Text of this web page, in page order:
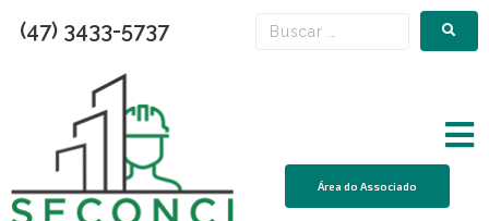
(47) 3433-5737
Área do Associado